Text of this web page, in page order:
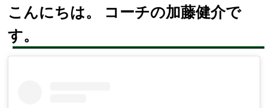
こんにちは。 コーチの加藤健介で
す。